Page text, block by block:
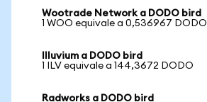
Wootrade Network a DODO bird
1 WOO equivale a 0,536967 DODO
Illuvium a DODO bird
1 ILV equivale a 144,3672 DODO
Radworks a DODO bird